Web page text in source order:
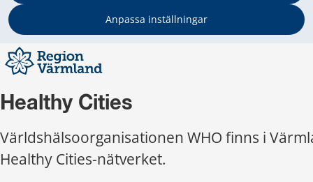
Anpassa inställningar
Healthy Cities
Världshälsoorganisationen WHO finns i
Healthy Cities-nätverket.